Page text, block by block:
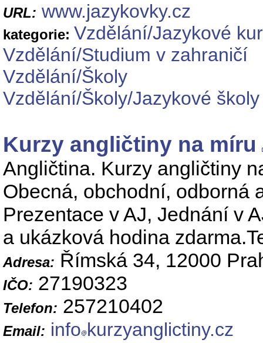
URL: www.jazykovky.cz
kategorie: Vzdělání/Jazykové
Vzdělání/Studium v zahraničí
Vzdělání/Školy
Vzdělání/Školy/Jazykové školy
Kurzy angličtiny na míru
Angličtina. Kurzy angličtiny
Obecná, obchodní, odborná
Prezentace v AJ, Jednání v
a ukázková hodina
Adresa: Římská 34, 12000
IČO: 27190323
Telefon: 257210402
Email: info kurzyanglictiny.cz